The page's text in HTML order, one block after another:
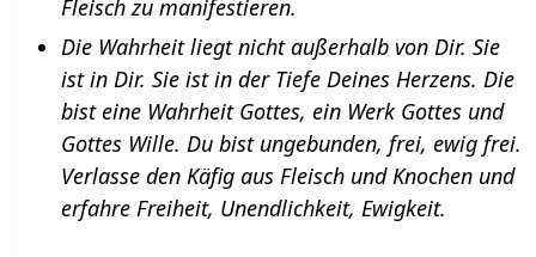
Fleisch zu manifestieren.
Die Wahrheit liegt nicht außerhalb von Dir. Sie
ist in Dir. Sie ist in der Tiefe Deines Herzens. Die
bist eine Wahrheit Gottes, ein Werk Gottes und
Gottes Wille. Du bist ungebunden, frei, ewig frei.
Verlasse den Käfig aus Fleisch und Knochen und
erfahre Freiheit, Unendlichkeit, Ewigkeit.